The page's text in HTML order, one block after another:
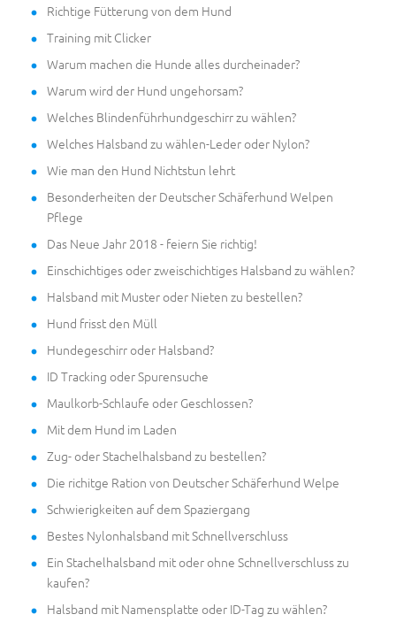
Richtige Fütterung von dem Hund
Training mit Clicker
Warum machen die Hunde alles durcheinader?
Warum wird der Hund ungehorsam?
Welches Blindenführhundgeschirr zu wählen?
Welches Halsband zu wählen-Leder oder Nylon?
Wie man den Hund Nichtstun lehrt
Besonderheiten der Deutscher Schäferhund Welpen
Pflege
Das Neue Jahr 2018 - feiern Sie richtig!
Einschichtiges oder zweischichtiges Halsband zu wählen?
Halsband mit Muster oder Nieten zu bestellen?
Hund frisst den Müll
Hundegeschirr oder Halsband?
ID Tracking oder Spurensuche
Maulkorb-Schlaufe oder Geschlossen?
Mit dem Hund im Laden
Zug- oder Stachelhalsband zu bestellen?
Die richitge Ration von Deutscher Schäferhund Welpe
Schwierigkeiten auf dem Spaziergang
Bestes Nylonhalsband mit Schnellverschluss
Ein Stachelhalsband mit oder ohne Schnellverschluss zu
kaufen?
Halsband mit Namensplatte oder ID-Tag zu wählen?